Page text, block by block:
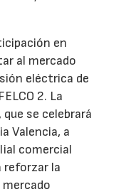
en
al mercado
eléctrica de
2. La
se celebrará
Valencia, a
comercial
reforzar la
mercado